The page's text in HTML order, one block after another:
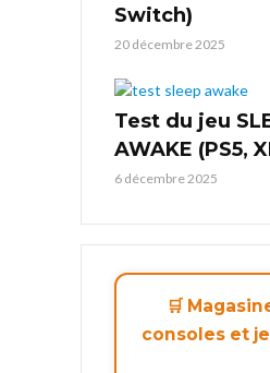
Switch)
20 décembre 2025
Test du jeu
AWAKE (PS5,
6 décembre 2025
🛒
consoles et